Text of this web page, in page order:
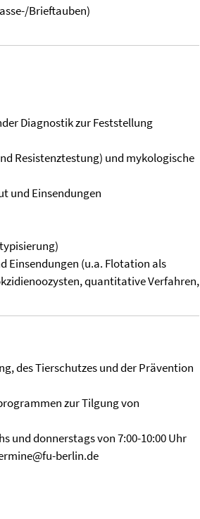
Brieftauben)
Diagnostik zur Feststellung
Resistenztestung) und mykologische
und Einsendungen
Einsendungen (u.a. Flotation als
quantitative Verfahren,
des Tierschutzes und der Prävention
zur Tilgung von
und donnerstags von 7:00-10:00 Uhr
berlin.de